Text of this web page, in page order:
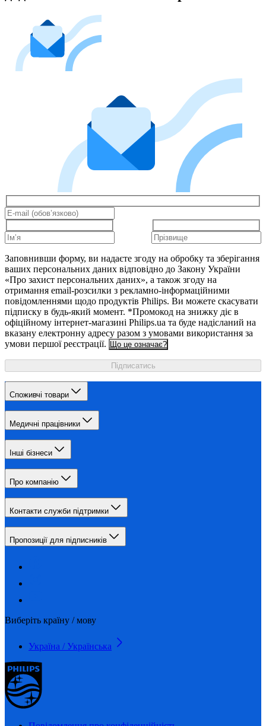
Заповнивши форму, ви надаєте згоду на обробку та зберігання
ваших персональних даних відповідно до Закону України
«Про захист персональних даних», а також згоду на
отримання email-розсилки з рекламно-інформаційними
повідомленнями щодо продуктів Philips. Ви можете скасувати
підписку в будь-який момент. *Промокод на знижку діє в
офіційному інтернет-магазині Philips.ua та буде надісланий на
вказану електронну адресу разом з умовами використання за
умови першої реєстрації. Що це означає?
Підписатись
Споживчі товари
Медичні працівники
Інші бізнеси
Про компанію
Контакти служби підтримки
Пропозиції для підписників
Виберіть країну / мову
Україна / Українська